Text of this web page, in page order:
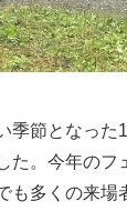
季節となっ
た。今年の
も多くの来場